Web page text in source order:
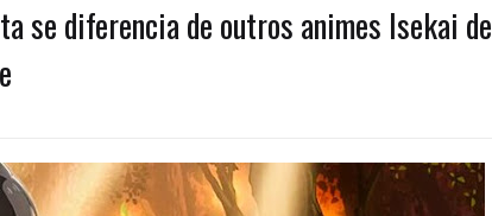
se diferencia de outros animes Isekai de